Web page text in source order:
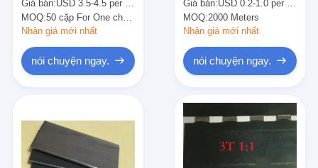
Liên hệ chúng tôi
Tin tức
Máy cắt Laser
2pt hoặc 3PT 3x3 3x5
5x5
Giá bán:USD 3.5-4.5 per Piece (1000mm)
MOQ:50 cặp For One chuẩn
Nhận giá mới nhất
nói chuyện ngay.
cho Texture Maker
Giá bán:USD 0.2-1.0 per meter
MOQ:2000 Meters
Nhận giá mới nhất
nói chuyện ngay.